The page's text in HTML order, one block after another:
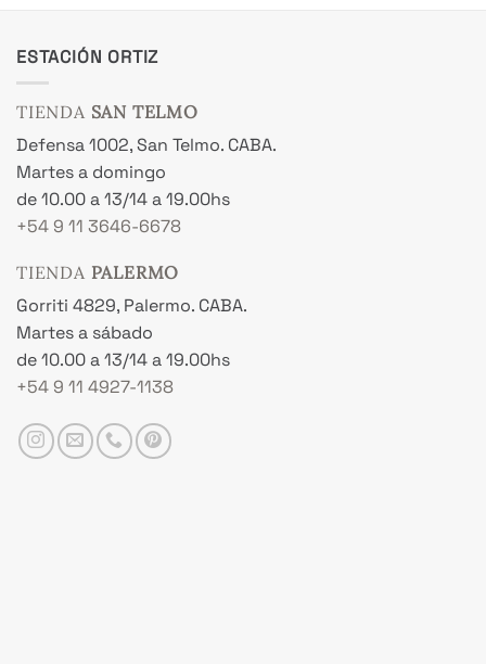
ESTACIÓN ORTIZ
TIENDA SAN TELMO
Defensa 1002, San Telmo. CABA.
Martes a domingo
de 10.00 a 13/14 a 19.00hs
+54 9 11 3646-6678
TIENDA PALERMO
Gorriti 4829, Palermo. CABA.
Martes a sábado
de 10.00 a 13/14 a 19.00hs
+54 9 11 4927-1138